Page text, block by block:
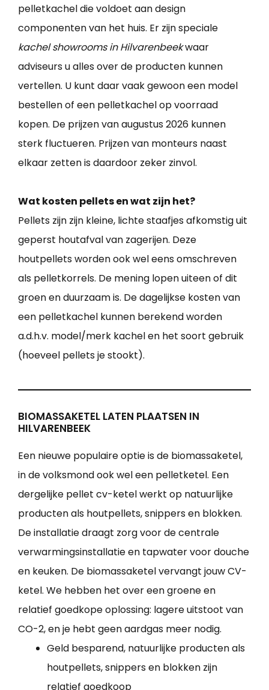
pelletkachel die voldoet aan design
componenten van het huis. Er zijn speciale
kachel showrooms in Hilvarenbeekwaar
adviseurs u alles over de producten kunnen
vertellen. U kunt daar vaak gewoon een model
bestellen of een pelletkachel op voorraad
kopen. De prijzen van augustus 2026 kunnen
sterk fluctueren. Prijzen van monteurs naast
elkaar zetten is daardoor zeker zinvol.
Wat kosten pellets en wat zijn het?
Pellets zijn zijn kleine, lichte staafjes afkomstig uit
geperst houtafval van zagerijen. Deze
houtpellets worden ook wel eens omschreven
als pelletkorrels. De mening lopen uiteen of dit
groen en duurzaam is. De dagelijkse kosten van
een pelletkachel kunnen berekend worden
a.d.h.v. model/merk kachel en het soort gebruik
(hoeveel pellets je stookt).
BIOMASSAKETEL LATEN PLAATSEN IN
HILVARENBEEK
Een nieuwe populaire optie is de biomassaketel,
in de volksmond ook wel een pelletketel. Een
dergelijke pellet cv-ketel werkt op natuurlijke
producten als houtpellets, snippers en blokken.
De installatie draagt zorg voor de centrale
verwarmingsinstallatie en tapwater voor douche
en keuken. De biomassaketel vervangt jouw CV-
ketel. We hebben het over een groene en
relatief goedkope oplossing: lagere uitstoot van
CO-2, en je hebt geen aardgas meer nodig.
Geld besparend, natuurlijke producten als
houtpellets, snippers en blokken zijn
relatief goedkoop